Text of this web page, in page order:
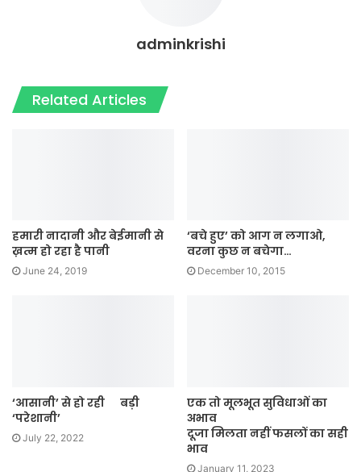
adminkrishi
Related Articles
हमारी नादानी और बेईमानी से
ख़त्म हो रहा है पानी
June 24, 2019
‘बचे हुए’ को आग न लगाओ,
वरना कुछ न बचेगा…
December 10, 2015
‘आसानी’ से हो रही बड़ी
‘परेशानी’
July 22, 2022
एक तो मूलभूत सुविधाओं का
अभाव
दूजा मिलता नहीं फसलों का सही
भाव
January 11, 2023